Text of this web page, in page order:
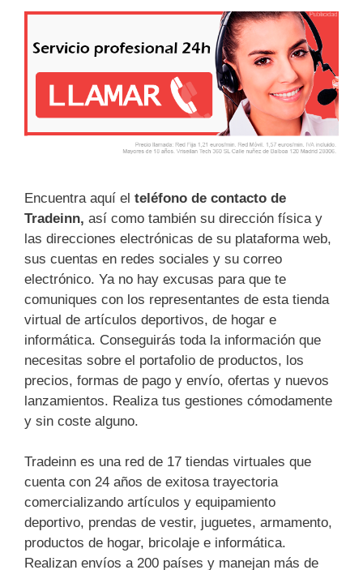
Encuentra aquí el teléfono de contacto de
Tradeinn, así como también su dirección física y
las direcciones electrónicas de su plataforma web,
sus cuentas en redes sociales y su correo
electrónico. Ya no hay excusas para que te
comuniques con los representantes de esta tienda
virtual de artículos deportivos, de hogar e
informática. Conseguirás toda la información que
necesitas sobre el portafolio de productos, los
precios, formas de pago y envío, ofertas y nuevos
lanzamientos. Realiza tus gestiones cómodamente
y sin coste alguno.
Tradeinn es una red de 17 tiendas virtuales que
cuenta con 24 años de exitosa trayectoria
comercializando artículos y equipamiento
deportivo, prendas de vestir, juguetes, armamento,
productos de hogar, bricolaje e informática.
Realizan envíos a 200 países y manejan más de